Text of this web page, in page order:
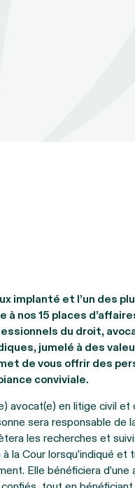
implanté et l’un des
nos 15 places
du droit,
jumelé à des
de vous offrir des
conviviale.
avocat(e) en litige civil
sera responsable de
les recherches et
la Cour lorsqu’indiqué et
Elle bénéficiera d’une